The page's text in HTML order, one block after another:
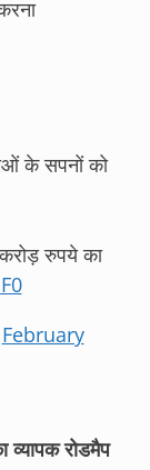
के सपनों को
रुपये का
February
रोडमैप